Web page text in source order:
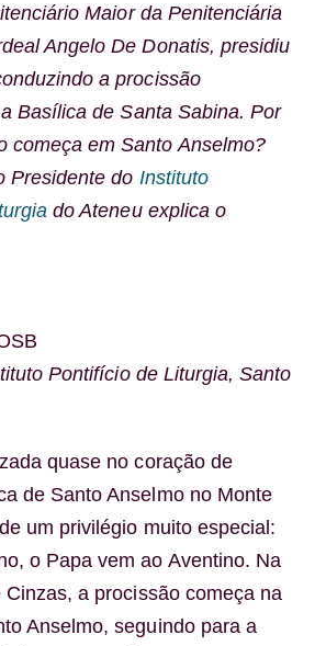
Maior da Penitenciária
Angelo De Donatis, presidiu
a procissão
Basílica de Santa Sabina. Por
começa em Santo Anselmo?
Presidente do Instituto
do Ateneu explica o
Pontifício de Liturgia, Santo
quase no coração de
de Santo Anselmo no Monte
um privilégio muito especial:
o Papa vem ao Aventino. Na
a procissão começa na
Anselmo, seguindo para a